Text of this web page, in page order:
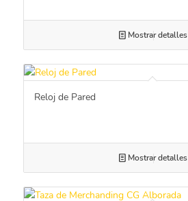
Mostrar detalles
Reloj de Pared
Mostrar detalles